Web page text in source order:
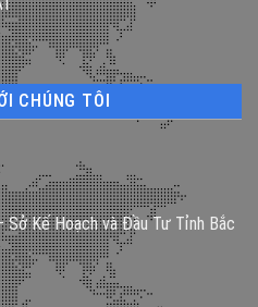
CHÚNG TÔI
Sở Kế Hoạch và Đầu Tư Tỉnh Bắc